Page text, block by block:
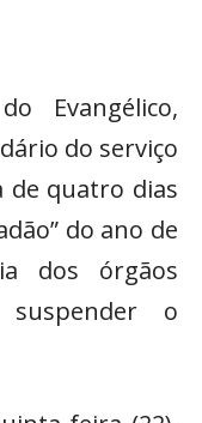
Evangélico,
do serviço
de quatro dias
do ano de
dos órgãos
o